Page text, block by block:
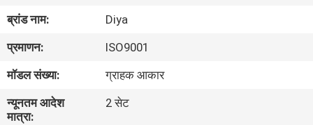
हमारे
बारे
कारखाना
ब्रांड नाम:
Diya
प्रमाणन:
ISO9001
मॉडल संख्या:
ग्राहक आकार
न्यूनतम आदेश
मात्रा:
2 सेट